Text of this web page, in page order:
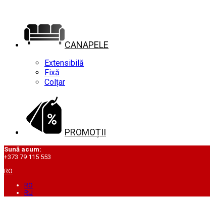
CANAPELE
Extensibilă
Fixă
Colțar
PROMOȚII
Sună acum:
+373 79 115 553
RO
RO
RU